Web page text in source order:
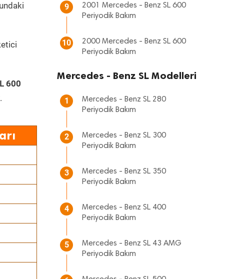
600
9
2001 Mercedes - Benz SL 600
Periyodik Bakım
10
2000 Mercedes - Benz SL 600
Periyodik Bakım
Mercedes - Benz SL Modelleri
1
Mercedes - Benz SL 280
Periyodik Bakım
2
Mercedes - Benz SL 300
Periyodik Bakım
3
Mercedes - Benz SL 350
Periyodik Bakım
4
Mercedes - Benz SL 400
Periyodik Bakım
5
Mercedes - Benz SL 43 AMG
Periyodik Bakım